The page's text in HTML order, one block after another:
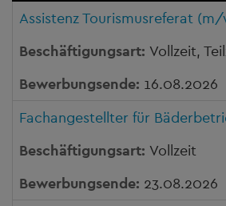
Assistenz Tourismusreferat
Vollzeit,
16.08.2026
Fachangestellter für
Vollzeit
23.08.2026